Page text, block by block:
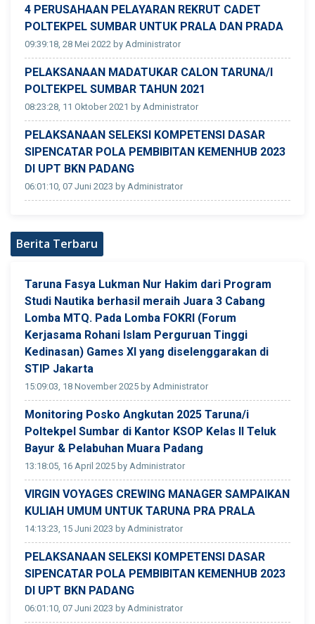
4 PERUSAHAAN PELAYARAN REKRUT CADET
POLTEKPEL SUMBAR UNTUK PRALA DAN PRADA
09:39:18, 28 Mei 2022 by Administrator
PELAKSANAAN MADATUKAR CALON TARUNA/I
POLTEKPEL SUMBAR TAHUN 2021
08:23:28, 11 Oktober 2021 by Administrator
PELAKSANAAN SELEKSI KOMPETENSI DASAR
SIPENCATAR POLA PEMBIBITAN KEMENHUB 2023
DI UPT BKN PADANG
06:01:10, 07 Juni 2023 by Administrator
Berita Terbaru
Taruna Fasya Lukman Nur Hakim dari Program
Studi Nautika berhasil meraih Juara 3 Cabang
Lomba MTQ. Pada Lomba FOKRI (Forum
Kerjasama Rohani Islam Perguruan Tinggi
Kedinasan) Games XI yang diselenggarakan di
STIP Jakarta
15:09:03, 18 November 2025 by Administrator
Monitoring Posko Angkutan 2025 Taruna/i
Poltekpel Sumbar di Kantor KSOP Kelas II Teluk
Bayur & Pelabuhan Muara Padang
13:18:05, 16 April 2025 by Administrator
VIRGIN VOYAGES CREWING MANAGER SAMPAIKAN
KULIAH UMUM UNTUK TARUNA PRA PRALA
14:13:23, 15 Juni 2023 by Administrator
PELAKSANAAN SELEKSI KOMPETENSI DASAR
SIPENCATAR POLA PEMBIBITAN KEMENHUB 2023
DI UPT BKN PADANG
06:01:10, 07 Juni 2023 by Administrator